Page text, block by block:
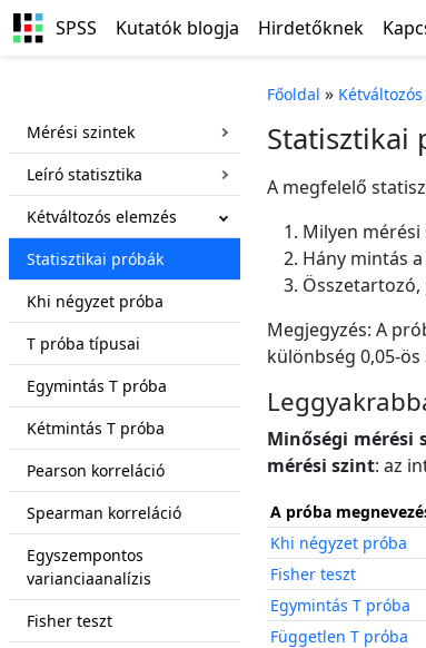
SPSS Kutatók blogja Hirdetőknek
Mérési szintek
Leíró statisztika
Kétváltozós elemzés
Statisztikai próbák
Khi négyzet próba
T próba típusai
Egymintás T próba
Kétmintás T próba
Pearson korreláció
Spearman korreláció
Egyszempontos
varianciaanalízis
Fisher teszt
Főoldal »
Statisztikai
A megfelelő
Milyen
Hány mintás
Megjegyzés: A
különbség 0,05-
Minőségi mérési
mérési szint: az
A próba
Khi négyzet próba
Fisher teszt
Egymintás T próba
Független T próba